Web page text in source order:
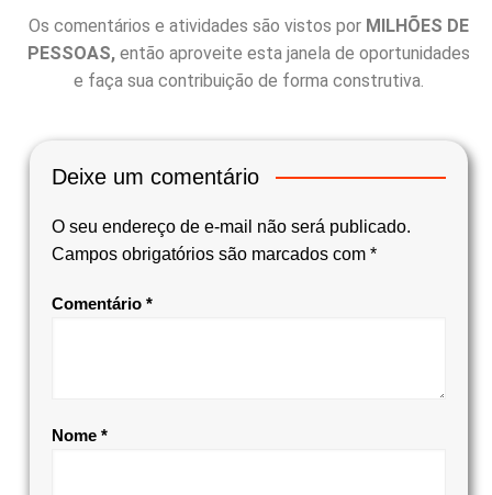
Os comentários e atividades são vistos por MILHÕES DE
PESSOAS, então aproveite esta janela de oportunidades
e faça sua contribuição de forma construtiva.
Deixe um comentário
O seu endereço de e-mail não será publicado.
Campos obrigatórios são marcados com *
Comentário *
Nome *